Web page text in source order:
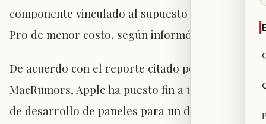
componente vinculado al supuesto Apple Vision
Pro de menor costo, según informó The Elec.
De acuerdo con el reporte citado por
MacRumors, Apple ha puesto fin a un proyecto
de desarrollo de paneles para un dispositivo de